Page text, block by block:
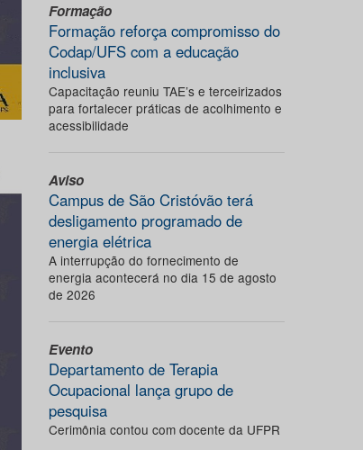
Formação
Formação reforça compromisso do
Codap/UFS com a educação
inclusiva
Capacitação reuniu TAE’s e terceirizados
para fortalecer práticas de acolhimento e
acessibilidade
Aviso
Campus de São Cristóvão terá
desligamento programado de
energia elétrica
A interrupção do fornecimento de
energia acontecerá no dia 15 de agosto
de 2026
Evento
Departamento de Terapia
Ocupacional lança grupo de
pesquisa
Cerimônia contou com docente da UFPR